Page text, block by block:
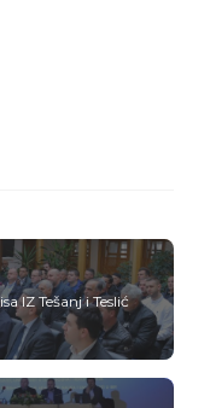
IZ Tešanj i Teslić